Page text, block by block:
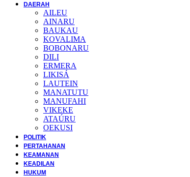
DAERAH
AILEU
AINARU
BAUKAU
KOVALIMA
BOBONARU
DILI
ERMERA
LIKISÁ
LAUTEIN
MANATUTU
MANUFAHI
VIKEKE
ATAÚRU
OEKUSI
POLITIK
PERTAHANAN
KEAMANAN
KEADILAN
HUKUM